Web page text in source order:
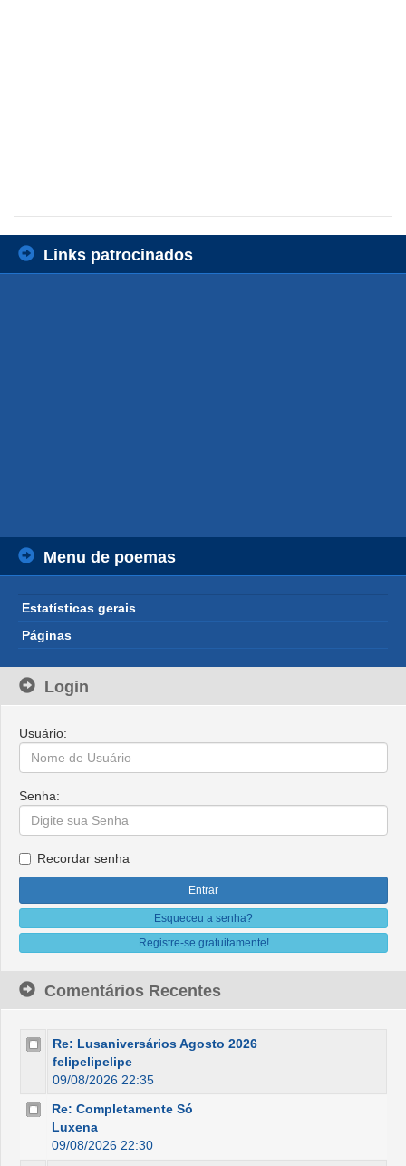
Links patrocinados
Menu de poemas
Estatísticas gerais
Páginas
Login
Usuário:
Senha:
Recordar senha
Esqueceu a senha?
Registre-se gratuitamente!
Comentários Recentes
Re: Lusaniversários Agosto 2026
felipelipelipe
09/08/2026 22:35
Re: Completamente Só
Luxena
09/08/2026 22:30